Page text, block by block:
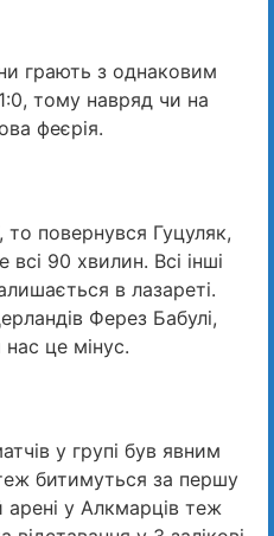
грають з однаковим
тому навряд чи на
феєрія.
то повернувся Гуцуляк,
всі 90 хвилин. Всі інші
в лазареті.
Ферез Бабулі,
це мінус.
у групі був явним
битимуться за першу
арені у Алкмарців теж